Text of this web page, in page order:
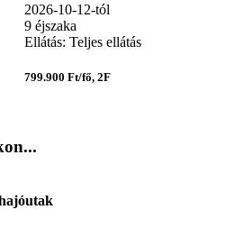
2026-10-12-tól
9 éjszaka
Ellátás: Teljes ellátás
799.900 Ft/fő, 2F